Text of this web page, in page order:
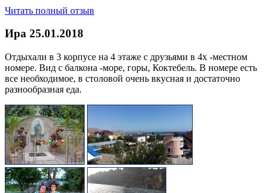
Читать полный отзыв
Ира 25.01.2018
Отдыхали в 3 корпусе на 4 этаже с друзьями в 4х -местном
номере. Вид с балкона -море, горы, Коктебель. В номере есть
все необходимое, в столовой очень вкусная и достаточно
разнообразная еда.